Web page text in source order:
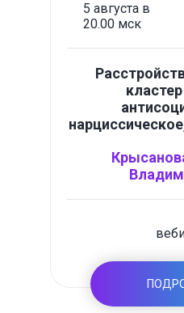
5 августа в
20.00 мск